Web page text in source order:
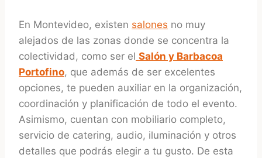
En Montevideo, existen salones no muy
alejados de las zonas donde se concentra la
colectividad, como ser el Salón y Barbacoa
Portofino, que además de ser excelentes
opciones, te pueden auxiliar en la organización,
coordinación y planificación de todo el evento.
Asimismo, cuentan con mobiliario completo,
servicio de catering, audio, iluminación y otros
detalles que podrás elegir a tu gusto. De esta